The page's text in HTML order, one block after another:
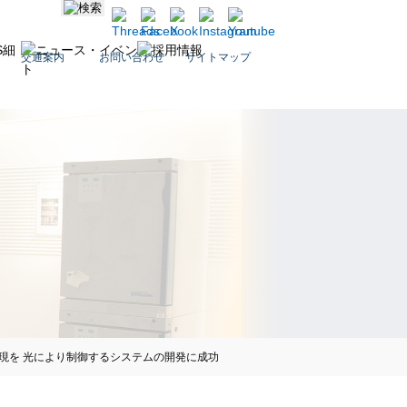
交通案内 お問い合わせ サイトマップ
光により制御するシステムの開発に成功